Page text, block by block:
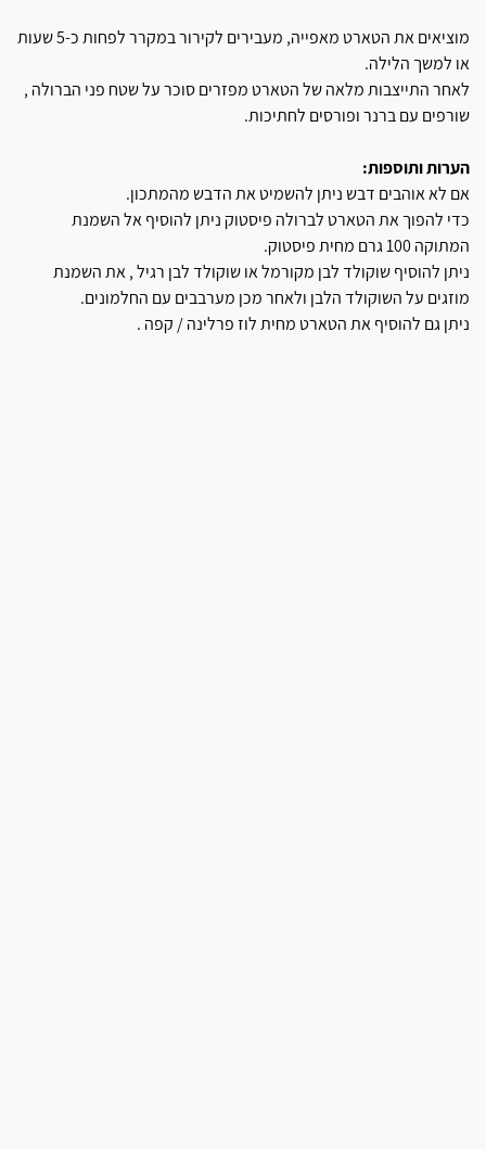
מוציאים את הטארט מאפייה, מעבירים לקירור במקרר לפחות כ-5 שעות
או למשך הלילה.
לאחר התייצבות מלאה של הטארט מפזרים סוכר על שטח פני הברולה ,
שורפים עם ברנר ופורסים לחתיכות.
הערות ותוספות:
אם לא אוהבים דבש ניתן להשמיט את הדבש מהמתכון.
כדי להפוך את הטארט לברולה פיסטוק ניתן להוסיף אל השמנת
המתוקה 100 גרם מחית פיסטוק.
ניתן להוסיף שוקולד לבן מקורמל או שוקולד לבן רגיל , את השמנת
מוזגים על השוקולד הלבן ולאחר מכן מערבבים עם החלמונים.
ניתן גם להוסיף את הטארט מחית לוז פרלינה / קפה .